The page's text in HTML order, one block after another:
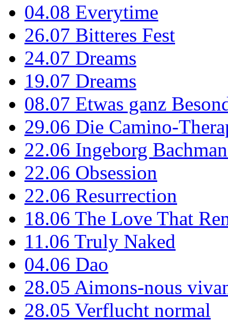
04.08 Everytime
26.07 Bitteres Fest
24.07 Dreams
19.07 Dreams
08.07 Etwas ganz
29.06 Die Camino-
22.06 Ingeborg
22.06 Obsession
22.06 Resurrection
18.06 The Love That
11.06 Truly Naked
04.06 Dao
28.05 Aimons-nous
28.05 Verflucht normal